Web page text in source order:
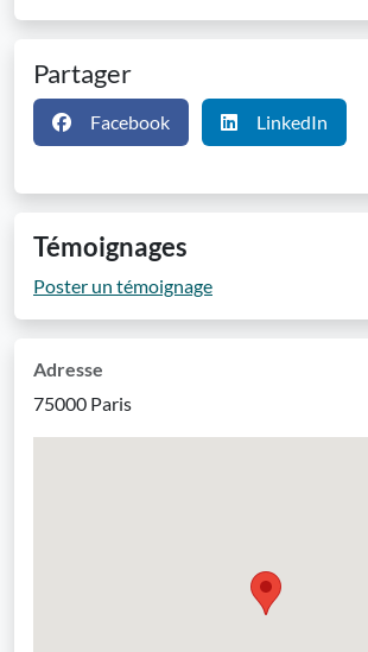
Partager
Facebook LinkedIn
Témoignages
Poster un témoignage
Adresse
75000 Paris